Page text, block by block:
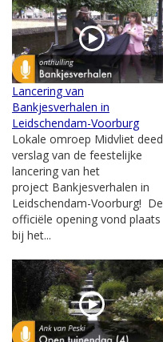
Lancering van
Bankjesverhalen in
Leidschendam-Voorburg
Lokale omroep Midvliet deed
verslag van de feestelijke
lancering van het
project Bankjesverhalen in
Leidschendam-Voorburg! De
officiële opening vond plaats
bij het...